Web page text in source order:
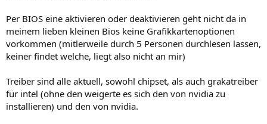
Per BIOS eine aktivieren oder deaktivieren geht nicht da in
meinem lieben kleinen Bios keine Grafikkartenoptionen
vorkommen (mitlerweile durch 5 Personen durchlesen lassen,
keiner findet welche, liegt also nicht an mir)
Treiber sind alle aktuell, sowohl chipset, als auch grakatreiber
für intel (ohne den weigerte es sich den von nvidia zu
installieren) und den von nvidia.